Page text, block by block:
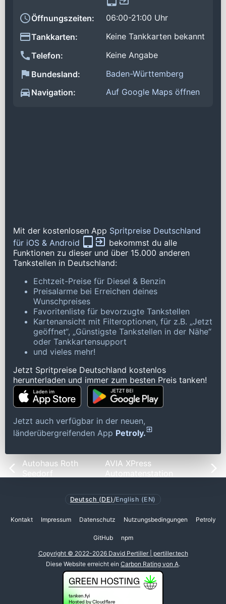
Öffnungszeiten:
06:00-21:00 Uhr
Tankkarten:
Keine Tankkarten bekannt
Telefon:
Keine Angabe
Bundesland:
Baden-Württemberg
Navigation:
Auf Google Maps öffnen
Mit der kostenlosen App Spritpreise Deutschland
für iOS & Android
bekommst du alle
Funktionen zu dieser und über 15.000 anderen
Tankstellen in Deutschland:
Echtzeit-Preise für Diesel & Benzin
Preisalarme bei Erreichen deines
Wunschpreises
Favoritenliste für bevorzugte Tankstellen
Kartenansicht mit Filteroptionen, für z.B. „Jetzt
geöffnet“, „Günstigste Tankstellen in der Nähe“
oder Tankkartensupport
und vieles mehr!
Jetzt Spritpreise Deutschland kostenlos
herunterladen und immer zum besten Preis tanken!
Jetzt auch verfügbar in der neuen,
länderübergreifenden App Petroly.
Autohaus Roth
Seedorf
AVIA XPress
Automatenstation
Deutsch (DE) /English (EN)
Kontakt Impressum Datenschutz Nutzungsbedingungen Petroly
GitHub npm
Copyright © 2022-2026 David Pertiller | pertiller.tech
Diese Website erreicht ein Carbon Rating von A.